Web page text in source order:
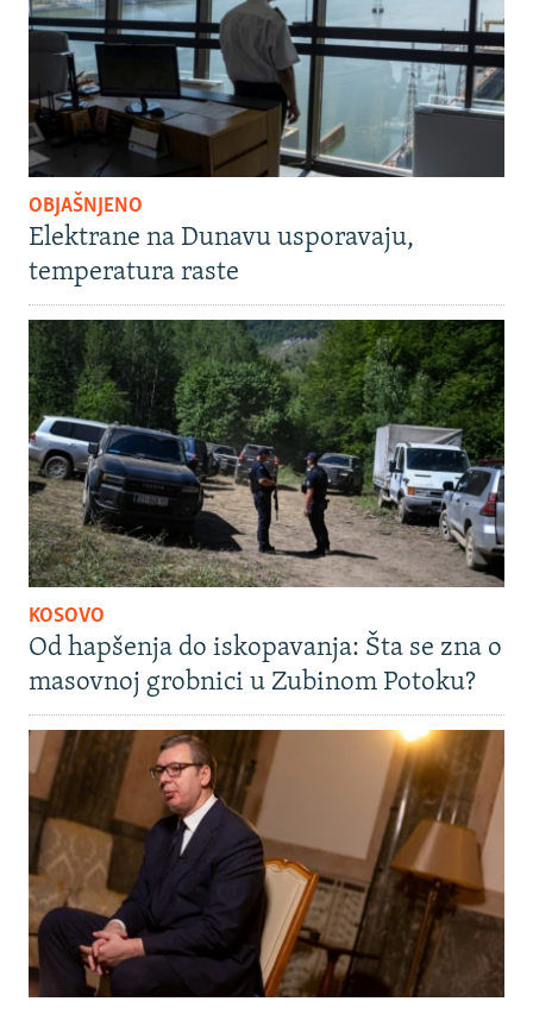
OBJAŠNJENO
Elektrane na Dunavu usporavaju,
temperatura raste
KOSOVO
Od hapšenja do iskopavanja: Šta se zna o
masovnoj grobnici u Zubinom Potoku?